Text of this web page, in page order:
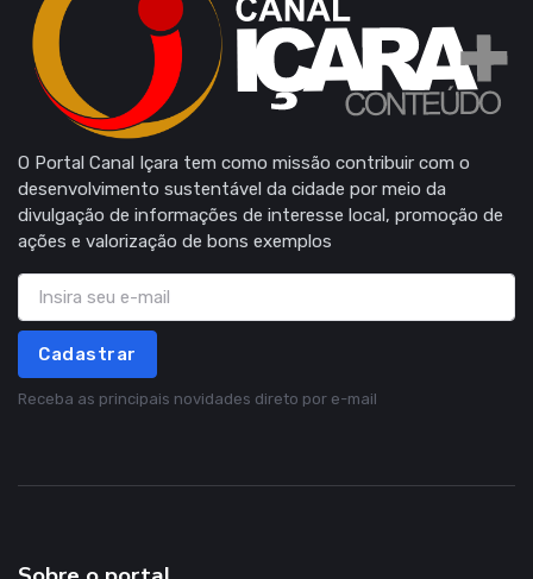
O Portal Canal Içara tem como missão contribuir com o
desenvolvimento sustentável da cidade por meio da
divulgação de informações de interesse local, promoção de
ações e valorização de bons exemplos
Cadastrar
Receba as principais novidades direto por e-mail